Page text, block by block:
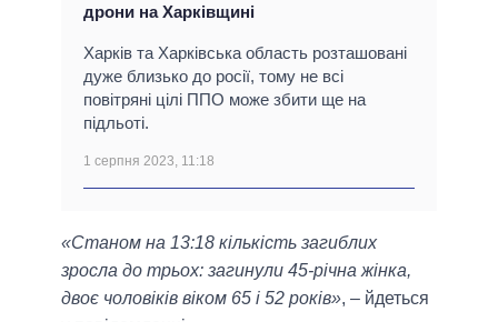
дрони на Харківщині
Харків та Харківська область розташовані
дуже близько до росії, тому не всі
повітряні цілі ППО може збити ще на
підльоті.
1 серпня 2023, 11:18
«Станом на 13:18 кількість загиблих
зросла до трьох: загинули 45-річна жінка,
двоє чоловіків віком 65 і 52 років», – йдеться